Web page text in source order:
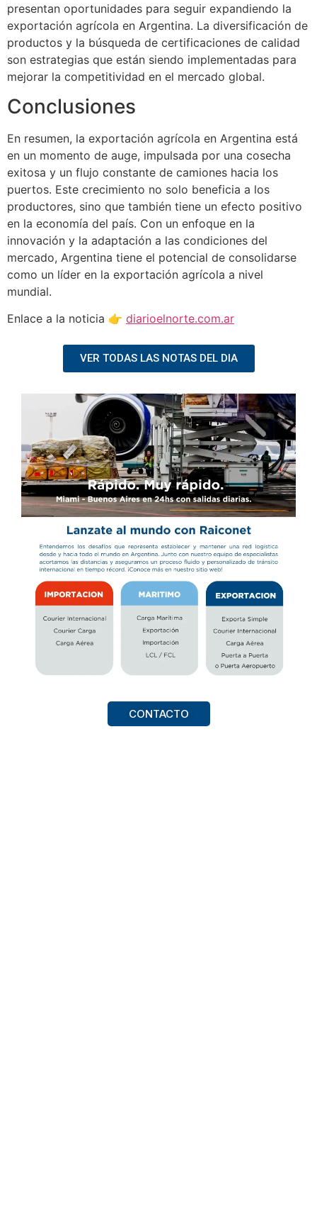
presentan oportunidades para seguir expandiendo la
exportación agrícola en Argentina. La diversificación de
productos y la búsqueda de certificaciones de calidad
son estrategias que están siendo implementadas para
mejorar la competitividad en el mercado global.
Conclusiones
En resumen, la exportación agrícola en Argentina está
en un momento de auge, impulsada por una cosecha
exitosa y un flujo constante de camiones hacia los
puertos. Este crecimiento no solo beneficia a los
productores, sino que también tiene un efecto positivo
en la economía del país. Con un enfoque en la
innovación y la adaptación a las condiciones del
mercado, Argentina tiene el potencial de consolidarse
como un líder en la exportación agrícola a nivel
mundial.
Enlace a la noticia 👉 diarioelnorte.com.ar
VER TODAS LAS NOTAS DEL DIA
CONTACTO